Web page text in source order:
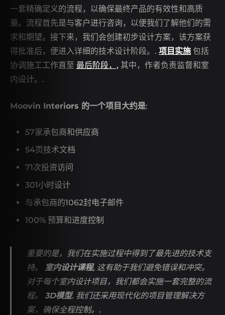
一套精确定义的流程，以确保最终产品的有效性和高质
量。流程首先是与客户进行咨询，以便我们了解他们的需
求和期望。接下来，我们会创建初步设计方案，该方案获
得批准后，便进入详细的技术设计阶段。. 项目实施 包括
协调施工工作直至 最后阶段，, 其中，作者负责监督和室
内设计。.
Moovin Interiors 的一个项目大约是:
57家承包商和供应商
54页技术文档
71次投资访问
301小时设计
与承包商的1062封电子邮件
100% 预算和进度控制
重要的是，我们在实施过程中得到了最先进的技术支
持。
室内设计课程, 这有助于我们避免错误和冲突。
对于每个室内设计项目，我们都会实施一套完整的流
程。 3D模型. 我们还采用现代化的项目管理解决方
案，确保全程控制。.